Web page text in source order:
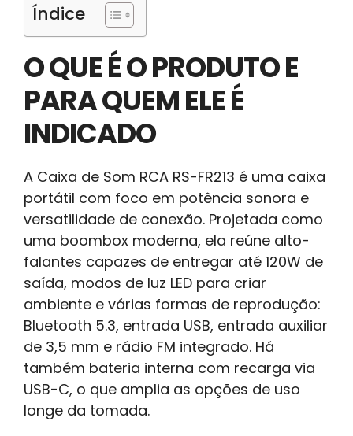
Índice
O QUE É O PRODUTO E
PARA QUEM ELE É
INDICADO
A Caixa de Som RCA RS-FR213 é uma caixa
portátil com foco em potência sonora e
versatilidade de conexão. Projetada como
uma boombox moderna, ela reúne alto-
falantes capazes de entregar até 120W de
saída, modos de luz LED para criar
ambiente e várias formas de reprodução:
Bluetooth 5.3, entrada USB, entrada auxiliar
de 3,5 mm e rádio FM integrado. Há
também bateria interna com recarga via
USB-C, o que amplia as opções de uso
longe da tomada.